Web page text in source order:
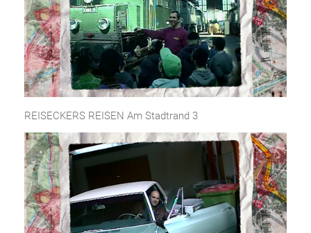
REISECKERS REISEN Am Stadtrand 3